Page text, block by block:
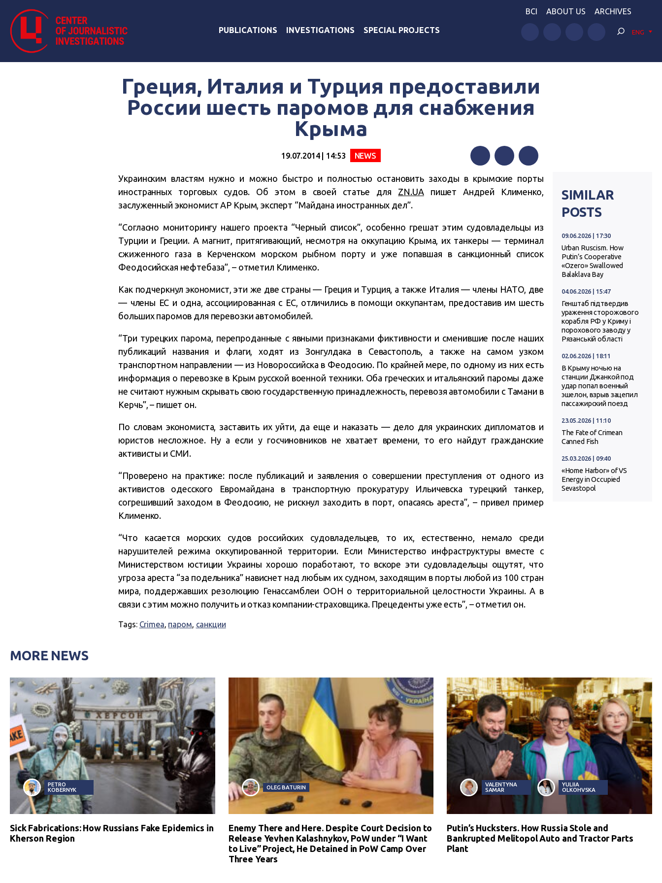
PUBLICATIONS INVESTIGATIONS SPECIAL PROJECTS
BCI ABOUT US ARCHIVES
ENG
Греция, Италия и Турция предоставили
России шесть паромов для снабжения
Крыма
19.07.2014 | 14:53 NEWS
FacebookTwitterTelegram
Украинским властям нужно и можно быстро и полностью остановить заходы в крымские порты
иностранных торговых судов. Об этом в своей статье для ZN.UAпишет Андрей Клименко,
заслуженный экономист АР Крым, эксперт “Майдана иностранных дел”.
“Согласно мониторингу нашего проекта “Черный список”, особенно грешат этим судовладельцы из
Турции и Греции. А магнит, притягивающий, несмотря на оккупацию Крыма, их танкеры — терминал
сжиженного газа в Керченском морском рыбном порту и уже попавшая в санкционный список
Феодосийская нефтебаза”, – отметил Клименко.
Как подчеркнул экономист, эти же две страны — Греция и Турция, а также Италия — члены НАТО, две
— члены ЕС и одна, ассоциированная с ЕС, отличились в помощи оккупантам, предоставив им шесть
больших паромов для перевозки автомобилей.
“Три турецких парома, перепроданные с явными признаками фиктивности и сменившие после наших
публикаций названия и флаги, ходят из Зонгулдака в Севастополь, а также на самом узком
транспортном направлении — из Новороссийска в Феодосию. По крайней мере, по одному из них есть
информация о перевозке в Крым русской военной техники. Оба греческих и итальянский паромы даже
не считают нужным скрывать свою государственную принадлежность, перевозя автомобили с Тамани в
Керчь”, – пишет он.
По словам экономиста, заставить их уйти, да еще и наказать — дело для украинских дипломатов и
юристов несложное. Ну а если у госчиновников не хватает времени, то его найдут гражданские
активисты и СМИ.
“Проверено на практике: после публикаций и заявления о совершении преступления от одного из
активистов одесского Евромайдана в транспортную прокуратуру Ильичевска турецкий танкер,
согрешивший заходом в Феодосию, не рискнул заходить в порт, опасаясь ареста”, – привел пример
Клименко.
“Что касается морских судов российских судовладельцев, то их, естественно, немало среди
нарушителей режима оккупированной территории. Если Министерство инфраструктуры вместе с
Министерством юстиции Украины хорошо поработают, то вскоре эти судовладельцы ощутят, что
угроза ареста “за подельника” нависнет над любым их судном, заходящим в порты любой из 100 стран
мира, поддержавших резолюцию Генассамблеи ООН о территориальной целостности Украины. А в
связи с этим можно получить и отказ компании-страховщика. Прецеденты уже есть”, – отметил он.
Tags: Crimea, паром, санкции
SIMILAR
POSTS
09.06.2026 | 17:30
Urban Ruscism. How
Putin’s Cooperative
«Ozero» Swallowed
Balaklava Bay
04.06.2026 | 15:47
Генштаб підтвердив
ураження сторожового
корабля РФ у Криму і
порохового заводу у
Рязанській області
02.06.2026 | 18:11
В Крыму ночью на
станции Джанкой под
удар попал военный
эшелон, взрыв зацепил
пассажирский поезд
23.05.2026 | 11:10
The Fate of Crimean
Canned Fish
25.03.2026 | 09:40
«Home Harbor» of VS
Energy in Occupied
Sevastopol
MORE NEWS
PETRO
KOBERNYK
Sick Fabrications: How Russians Fake Epidemics in
Kherson Region
OLEG BATURIN
Enemy There and Here. Despite Court Decision to
Release Yevhen Kalashnykov, PoW under “I Want
to Live” Project, He Detained in PoW Camp Over
Three Years
VALENTYNA
SAMAR
YULIIA
OLKOHVSKA
Putin’s Hucksters. How Russia Stole and
Bankrupted Melitopol Auto and Tractor Parts
Plant